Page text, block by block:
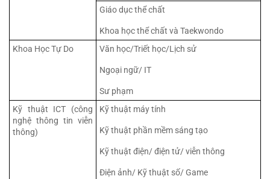
Giáo dục thể chất
Khoa học thể chất và Taekwondo
Khoa Học Tự Do
Văn học/Triết học/Lịch sử
Ngoại ngữ/ IT
Sư phạm
Kỹ thuật ICT (công
nghệ thông tin viễn
thông)
Kỹ thuật máy tính
Kỹ thuật phần mềm sáng tạo
Kỹ thuật điện/ điện tử/ viễn thông
Điện ảnh/ Kỹ thuật số/ Game